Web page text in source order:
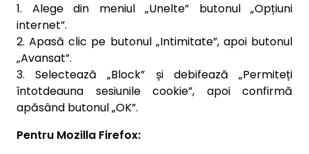
1. Alege din meniul „Unelte” butonul „Opțiuni
internet”.
2. Apasă clic pe butonul „Intimitate”, apoi butonul
„Avansat”.
3. Selectează „Block” și debifează „Permiteți
întotdeauna sesiunile cookie”, apoi confirmă
apăsând butonul „OK”.
Pentru Mozilla Firefox: